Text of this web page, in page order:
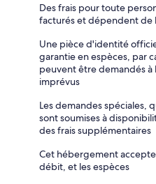
Des frais pour toute
facturés et dépendent
Une pièce d'identité
garantie en espèces, par
peuvent être demandés à
imprévus
Les demandes spéciales,
sont soumises à
des frais supplémentaires
Cet hébergement
débit, et les espèces